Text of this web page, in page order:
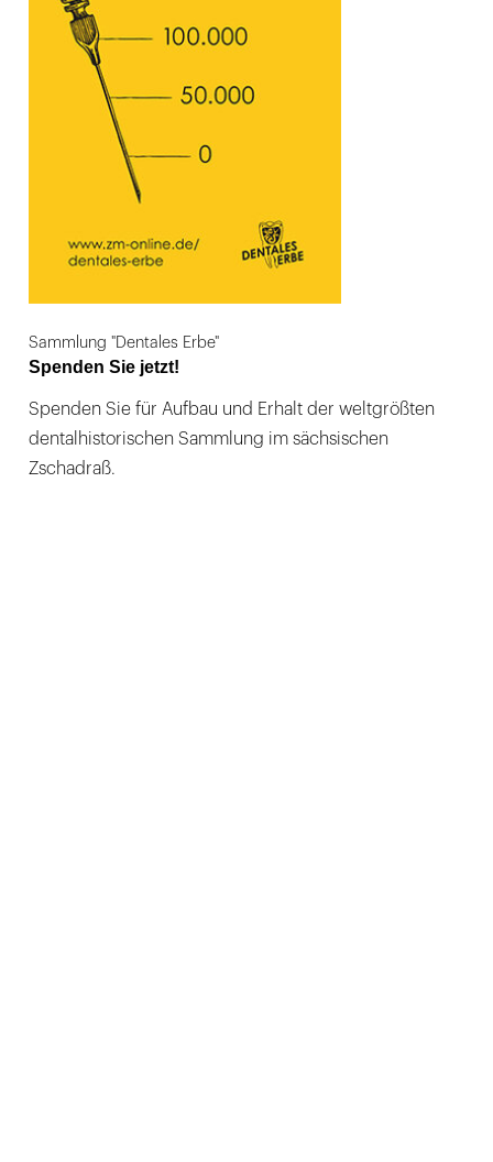
Sammlung "Dentales Erbe"
Spenden Sie jetzt!
Spenden Sie für Aufbau und Erhalt der weltgrößten
dentalhistorischen Sammlung im sächsischen
Zschadraß.